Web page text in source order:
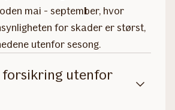
mai - september, hvor
for skader er størst,
utenfor sesong.
forsikring utenfor